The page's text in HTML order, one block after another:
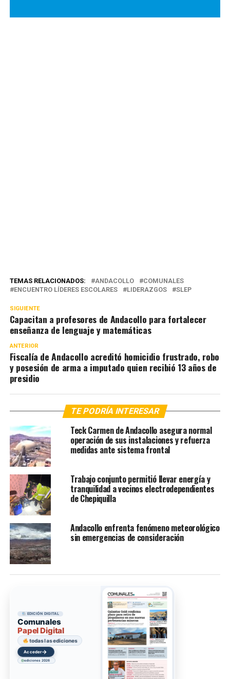
TEMAS RELACIONADOS: ANDACOLLO
COMUNALES
ENCUENTRO LÍDERES ESCOLARES
LIDERAZGOS SLEP
SIGUIENTE
Capacitan a profesores de Andacollo para fortalecer
enseñanza de lenguaje y matemáticas
ANTERIOR
Fiscalía de Andacollo acreditó homicidio frustrado, robo
y posesión de arma a imputado quien recibió 13 años de
presidio
TE PODRÍA INTERESAR
Teck Carmen de Andacollo asegura normal
operación de sus instalaciones y refuerza
medidas ante sistema frontal
Trabajo conjunto permitió llevar energía y
tranquilidad a vecinos electrodependientes
de Chepiquilla
Andacollo enfrenta fenómeno meteorológico
sin emergencias de consideración
EDICIÓN DIGITAL
Comunales
Papel Digital
todas las ediciones
Acceder→
ediciones 2026